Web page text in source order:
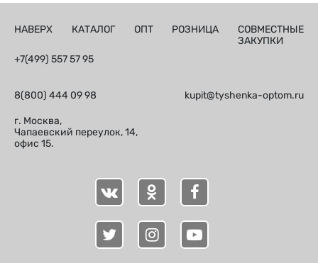
НАВЕРХ КАТАЛОГ ОПТ РОЗНИЦА
СОВМЕСТНЫЕ
ЗАКУПКИ
+7(499) 557 57 95
8(800) 444 09 98 kupit@tyshenka-optom.ru
г. Москва,
Чапаевский переулок, 14,
офис 15.